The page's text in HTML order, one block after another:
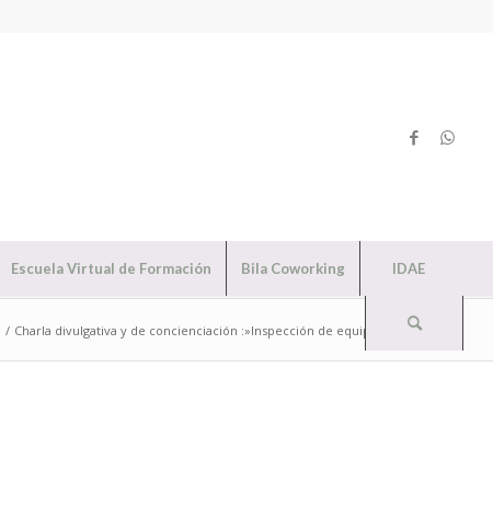
Escuela Virtual de Formación Bila Coworking IDAE
/ Charla divulgativa y de concienciación :»Inspección de equipos fitosan...